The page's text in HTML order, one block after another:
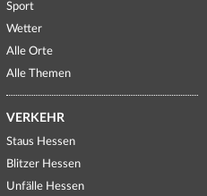
Sport
Wetter
Alle Orte
Alle Themen
VERKEHR
Staus Hessen
Blitzer Hessen
Unfälle Hessen